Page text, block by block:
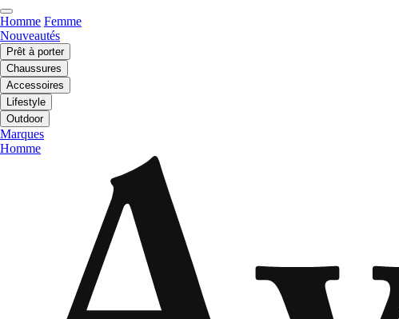
Homme Femme
Nouveautés
Prêt à porter
Chaussures
Accessoires
Lifestyle
Outdoor
Marques
Homme